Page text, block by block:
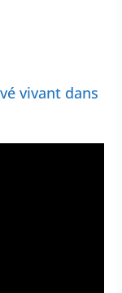
vivant dans